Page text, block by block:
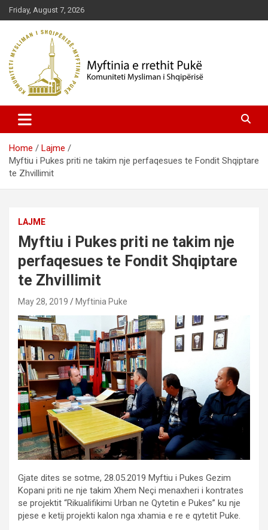
Skip
to
content
Friday, August 7, 2026
Myftinia Pukë | Faqja Zyrtare
Home
Lajme
Myftiu i Pukes priti ne takim nje perfaqesues te Fondit Shqiptare
te Zhvillimit
LAJME
Myftiu i Pukes priti ne takim nje
perfaqesues te Fondit Shqiptare
te Zhvillimit
May 28, 2019 Myftinia Puke
Gjate dites se sotme, 28.05.2019 Myftiu i Pukes Gezim
Kopani priti ne nje takim Xhem Neçi menaxheri i kontrates
se projektit “Rikualifikimi Urban ne Qytetin e Pukes” ku nje
pjese e ketij projekti kalon nga xhamia e re e qytetit Puke.